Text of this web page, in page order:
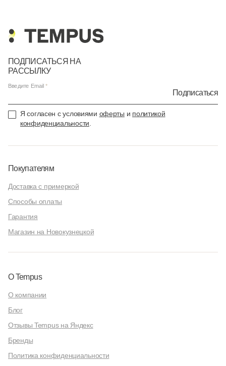
ПОДПИСАТЬСЯ НА
РАССЫЛКУ
Введите Email
Подписаться
Я согласен с условиями оферты и политикой
конфиденциальности.
Покупателям
Доставка с примеркой
Способы оплаты
Гарантия
Магазин на Новокузнецкой
О Tempus
О компании
Блог
Отзывы Tempus на Яндекс
Бренды
Политика конфиденциальности